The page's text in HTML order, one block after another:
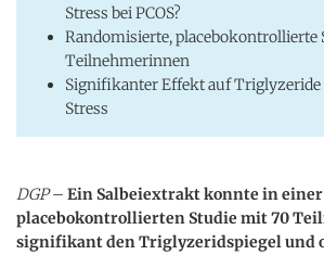
Stress bei PCOS?
Randomisierte, placebokontrollierte
Teilnehmerinnen
Signifikanter Effekt auf
Stress
DGP– Ein Salbeiextrakt konnte in
placebokontrollierten Studie mit 70
signifikant den Triglyzeridspiegel und